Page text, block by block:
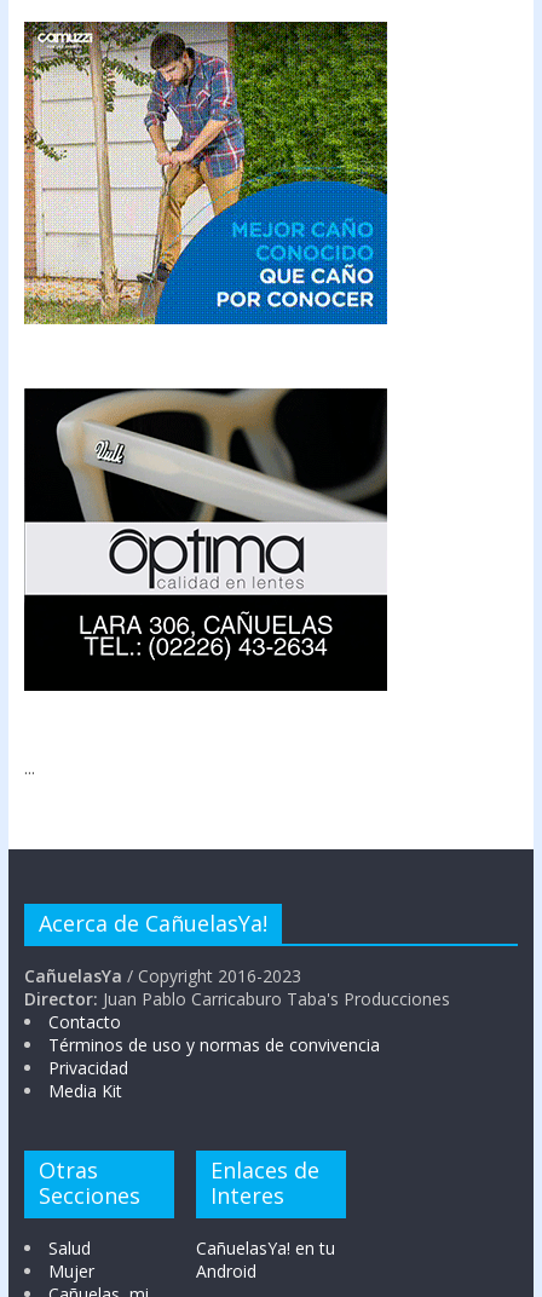
...
Acerca de CañuelasYa!
CañuelasYa / Copyright 2016-2023
Director: Juan Pablo Carricaburo Taba's Producciones
Contacto
Términos de uso y normas de convivencia
Privacidad
Media Kit
Otras
Secciones
Salud
Mujer
Enlaces de
Interes
CañuelasYa! en tu
Android